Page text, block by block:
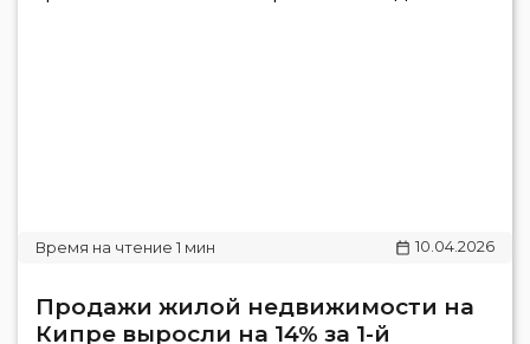
10.04.2026
Продажи жилой недвижимости на
Кипре выросли на 14% за 1-й